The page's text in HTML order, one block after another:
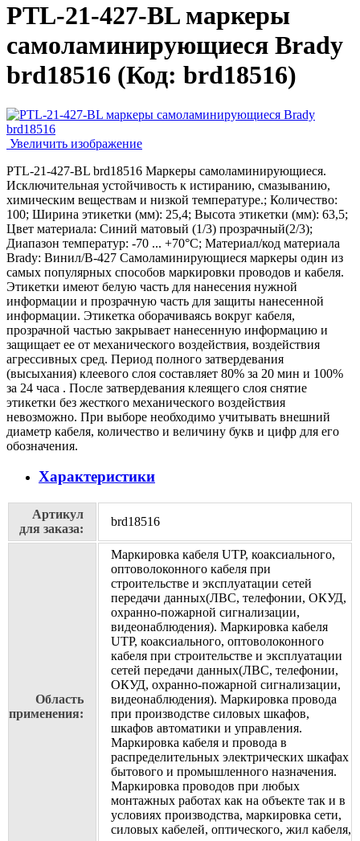
PTL-21-427-BL маркеры
самоламинирующиеся Brady
brd18516 (Код: brd18516)
Увеличить изображение
PTL-21-427-BL brd18516 Маркеры самоламинирующиеся.
Исключительная устойчивость к истиранию, смазыванию,
химическим веществам и низкой температуре.; Количество:
100; Ширина этикетки (мм): 25,4; Высота этикетки (мм): 63,5;
Цвет материала: Синий матовый (1/3) прозрачный(2/3);
Диапазон температур: -70 ... +70°С; Материал/код материала
Brady: Винил/В-427 Самоламинирующиеся маркеры один из
самых популярных способов маркировки проводов и кабеля.
Этикетки имеют белую часть для нанесения нужной
информации и прозрачную часть для защиты нанесенной
информации. Этикетка оборачиваясь вокруг кабеля,
прозрачной частью закрывает нанесенную информацию и
защищает ее от механического воздействия, воздействия
агрессивных сред. Период полного затвердевания
(высыхания) клеевого слоя составляет 80% за 20 мин и 100%
за 24 часа . После затвердевания клеящего слоя снятие
этикетки без жесткого механического воздействия
невозможно. При выборе необходимо учитывать внешний
диаметр кабеля, количество и величину букв и цифр для его
обозначения.
Характеристики
Артикул
для заказа:
brd18516
Область
применения:
Маркировка кабеля UTP, коаксиального,
оптоволоконного кабеля при
строительстве и эксплуатации сетей
передачи данных(ЛВС, телефонии, ОКУД,
охранно-пожарной сигнализации,
видеонаблюдения). Маркировка кабеля
UTP, коаксиального, оптоволоконного
кабеля при строительстве и эксплуатации
сетей передачи данных(ЛВС, телефонии,
ОКУД, охранно-пожарной сигнализации,
видеонаблюдения). Маркировка провода
при производстве силовых шкафов,
шкафов автоматики и управления.
Маркировка кабеля и провода в
распределительных электрических шкафах
бытового и промышленного назначения.
Маркировка проводов при любых
монтажных работах как на объекте так и в
условиях производства, маркировка сети,
силовых кабелей, оптического, жил кабеля,